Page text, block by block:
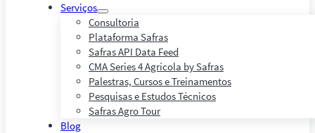
Serviços
Consultoria
Plataforma Safras
Safras API Data Feed
CMA Series 4 Agrícola by Safras
Palestras, Cursos e Treinamentos
Pesquisas e Estudos Técnicos
Safras Agro Tour
Blog